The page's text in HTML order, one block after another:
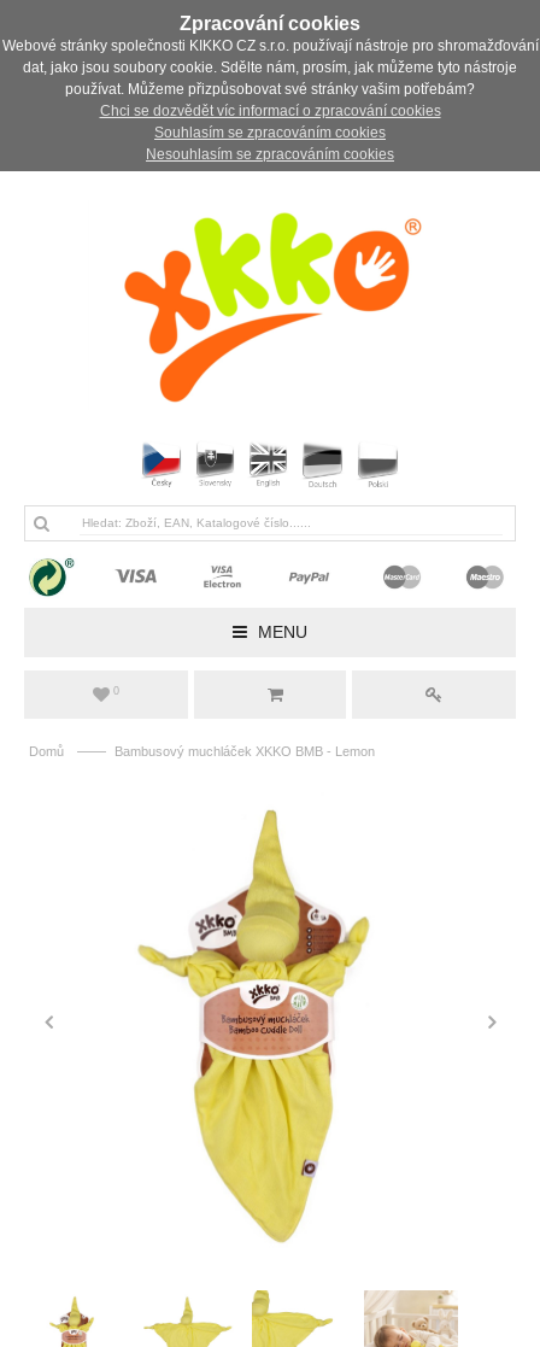
Zpracování cookies
Webové stránky společnosti KIKKO CZ s.r.o. používají nástroje pro shromažďování
dat, jako jsou soubory cookie. Sdělte nám, prosím, jak můžeme tyto nástroje
používat. Můžeme přizpůsobovat své stránky vašim potřebám?
Chci se dozvědět víc informací o zpracování cookies
Souhlasím se zpracováním cookies
Nesouhlasím se zpracováním cookies
MENU
0
Domů —— Bambusový muchláček XKKO BMB - Lemon